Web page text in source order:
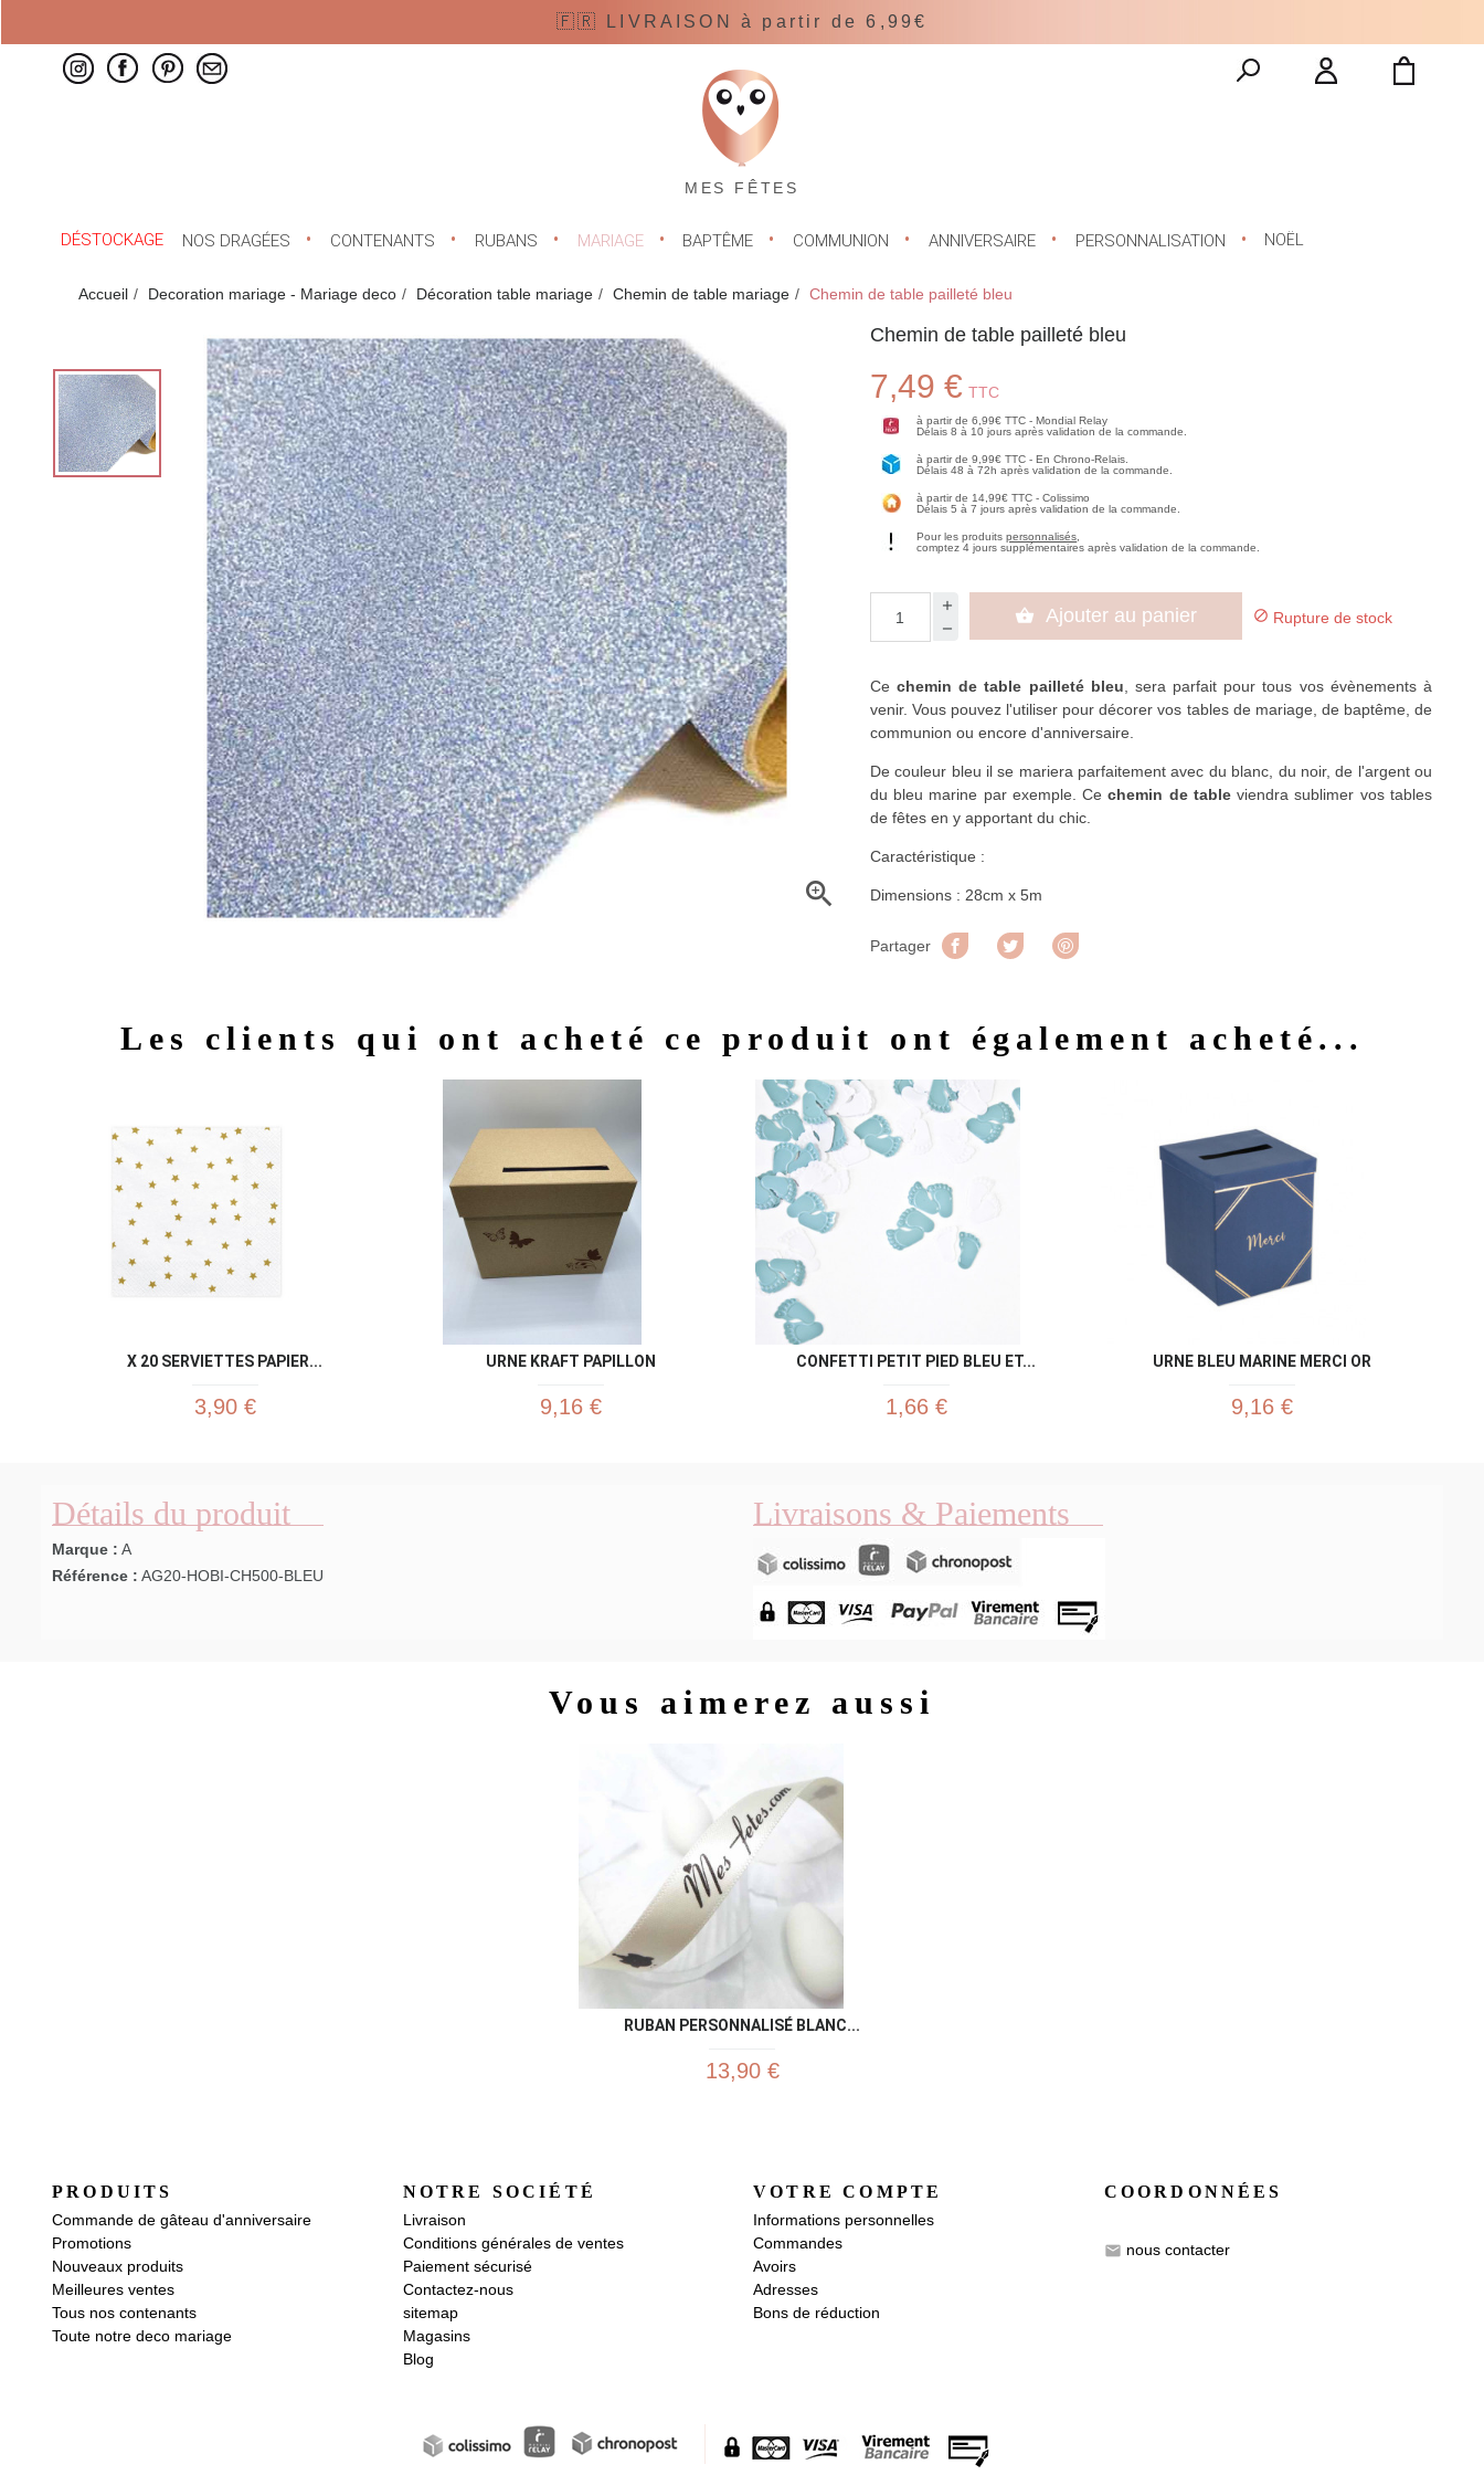
🇫🇷 LIVRAISON à partir de 6,99€
MES FÊTES
DÉSTOCKAGE NOS DRAGÉES CONTENANTS RUBANS MARIAGE BAPTÊME COMMUNION ANNIVERSAIRE PERSONNALISATION NOËL
Accueil Decoration mariage - Mariage deco Décoration table mariage Chemin de table mariage Chemin de table pailleté bleu

Chemin de table pailleté bleu
7,49 € TTC
à partir de 6,99€ TTC - Mondial Relay
Délais 8 à 10 jours après validation de la commande.
à partir de 9,99€ TTC - En Chrono-Relais.
Délais 48 à 72h après validation de la commande.
à partir de 14,99€ TTC - Colissimo
Délais 5 à 7 jours après validation de la commande.
Pour les produitspersonnalisés
comptez 4 jours supplémentaires après validation de la commande.
 Ajouter au panier  Rupture de stock
Cechemin de table pailleté bleu , sera parfait pour tous vos évènements à
venir. Vous pouvez l'utiliser pour décorer vos tables de mariage, de baptême, de
communion ou encore d'anniversaire.
De couleur bleu il se mariera parfaitement avec du blanc, du noir, de l'argent ou
du bleu marine par exemple. Cechemin de tableviendra sublimer vos tables
de fêtes en y apportant du chic.
Caractéristique :
Dimensions : 28cm x 5m
Partager Partager Tweet
Les clients qui ont acheté ce produit ont également acheté...
X 20 SERVIETTES PAPIER...
3,90 €
URNE KRAFT PAPILLON
9,16 €
Aperçu rapide
CONFETTI PETIT PIED BLEU ET...
1,66 €
URNE BLEU MARINE MERCI OR
9,16 €
Détails du produit
Marque : A
Référence : AG20-HOBI-CH500-BLEU
Livraisons & Paiements
Vous aimerez aussi
RUBAN PERSONNALISÉ BLANC...
13,90 €
PRODUITS
Commande de gâteau d'anniversaire
Promotions
Nouveaux produits
Meilleures ventes
Tous nos contenants
Toute notre deco mariage
NOTRE SOCIÉTÉ
Livraison
Conditions générales de ventes
Paiement sécurisé
Contactez-nous
sitemap
Magasins
Blog
VOTRE COMPTE
Informations personnelles
Commandes
Avoirs
Adresses
Bons de réduction
COORDONNÉES
email nous contacter